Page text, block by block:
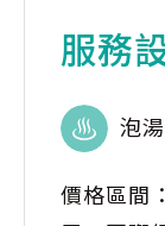
服務
泡湯
價格區間